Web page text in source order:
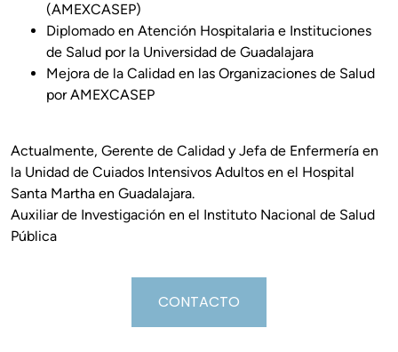
(AMEXCASEP)
Diplomado en Atención Hospitalaria e Instituciones
de Salud por la Universidad de Guadalajara
Mejora de la Calidad en las Organizaciones de Salud
por AMEXCASEP
Actualmente, Gerente de Calidad y Jefa de Enfermería en
la Unidad de Cuiados Intensivos Adultos en el Hospital
Santa Martha en Guadalajara.
Auxiliar de Investigación en el Instituto Nacional de Salud
Pública
CONTACTO